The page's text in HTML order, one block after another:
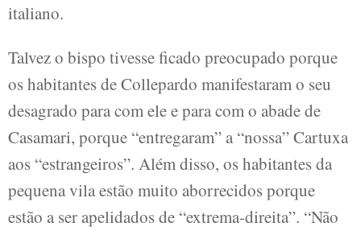
italiano.
Talvez o bispo tivesse ficado preocupado porque
os habitantes de Collepardo manifestaram o seu
desagrado para com ele e para com o abade de
Casamari, porque “entregaram” a “nossa” Cartuxa
aos “estrangeiros”. Além disso, os habitantes da
pequena vila estão muito aborrecidos porque
estão a ser apelidados de “extrema-direita”. “Não